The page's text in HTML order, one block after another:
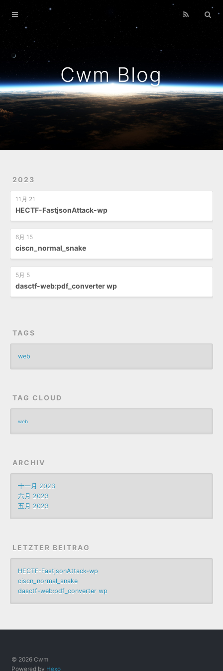
Cwm Blog
2023
11月 21
HECTF-FastjsonAttack-wp
6月 15
ciscn_normal_snake
5月 5
dasctf-web:pdf_converter wp
TAGS
web
TAG CLOUD
web
ARCHIV
十一月 2023
六月 2023
五月 2023
LETZTER BEITRAG
HECTF-FastjsonAttack-wp
ciscn_normal_snake
dasctf-web:pdf_converter wp
© 2026 Cwm
Powered by Hexo
Home